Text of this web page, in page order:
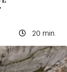
20 min.